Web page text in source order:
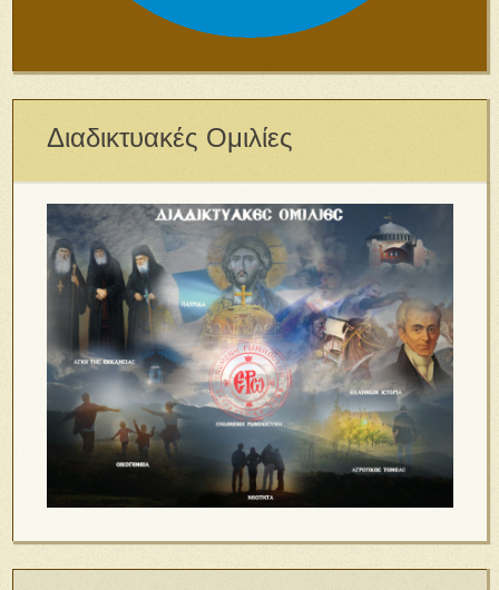
Διαδικτυακές Ομιλίες